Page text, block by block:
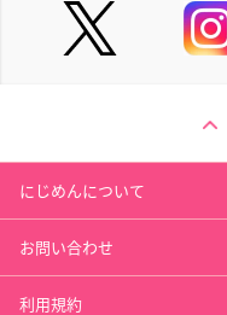
にじめんについて
お問い合わせ
利用規約